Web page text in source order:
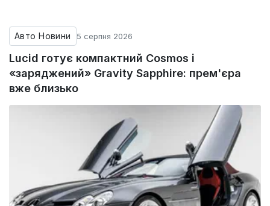
Авто Новини 5 серпня 2026
Lucid готує компактний Cosmos і
«заряджений» Gravity Sapphire: прем'єра
вже близько